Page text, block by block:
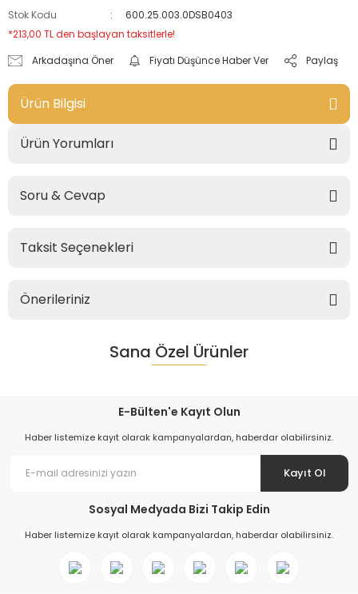
Stok Kodu
600.25.003.0DSB0403
*213,00 TL den başlayan taksitlerle!
Arkadaşına Öner
Fiyatı Düşünce Haber Ver Paylaş
Ürün Bilgisi
Ürün Yorumları
Soru & Cevap
Taksit Seçenekleri
Önerileriniz
Sana Özel Ürünler
E-Bülten'e Kayıt Olun
Haber listemize kayıt olarak kampanyalardan, haberdar olabilirsiniz.
Kayıt Ol
Sosyal Medyada Bizi Takip Edin
Haber listemize kayıt olarak kampanyalardan, haberdar olabilirsiniz.